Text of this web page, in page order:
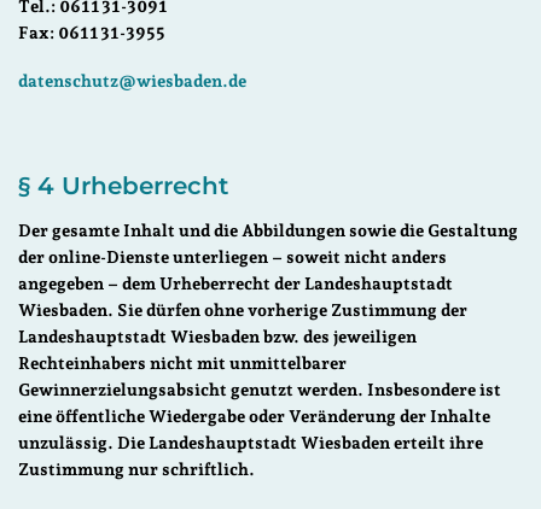
Tel.: 0611 31-3091
Fax: 0611 31-3955
datenschutz@wiesbaden.de
§ 4 Urheberrecht
Der gesamte Inhalt und die Abbildungen sowie die Gestaltung
der online-Dienste unterliegen – soweit nicht anders
angegeben – dem Urheberrecht der Landeshauptstadt
Wiesbaden. Sie dürfen ohne vorherige Zustimmung der
Landeshauptstadt Wiesbaden bzw. des jeweiligen
Rechteinhabers nicht mit unmittelbarer
Gewinnerzielungsabsicht genutzt werden. Insbesondere ist
eine öffentliche Wiedergabe oder Veränderung der Inhalte
unzulässig. Die Landeshauptstadt Wiesbaden erteilt ihre
Zustimmung nur schriftlich.